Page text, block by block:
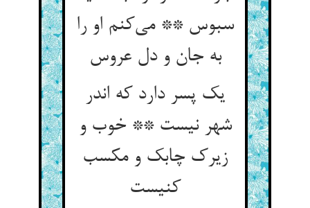
سبوس ** می‌کنم او را
به جان و دل عروس
یک پسر دارد که اندر
شهر نیست ** خوب و
زیرک چابک و مکسب
کنیست